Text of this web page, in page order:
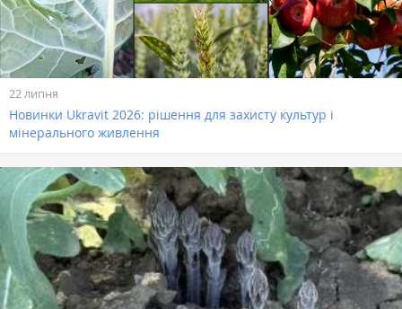
22 липня
Новинки Ukravit 2026: рішення для захисту культур і
мінерального живлення